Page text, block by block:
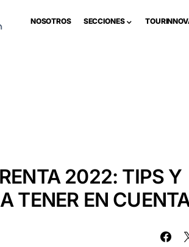
NOSOTROS SECCIONES
2022: TIPS Y
TENER EN